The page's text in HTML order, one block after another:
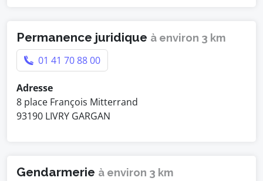
Permanence juridique à environ 3 km
01 41 70 88 00
Adresse
8 place François Mitterrand
93190 LIVRY GARGAN
Gendarmerie à environ 3 km